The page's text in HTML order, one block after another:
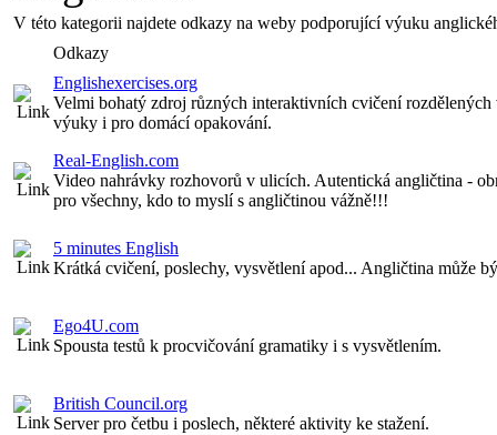
V této kategorii najdete odkazy na weby podporující výuku
Odkazy
Englishexercises.org
Velmi bohatý zdroj různých interaktivních cvičení
výuky i pro domácí opakování.
Real-English.com
Video nahrávky rozhovorů v ulicích. Autentická angličtina -
pro všechny, kdo to myslí s angličtinou vážně!!!
5 minutes English
Krátká cvičení, poslechy, vysvětlení apod... Angličtina může
Ego4U.com
Spousta testů k procvičování gramatiky i s vysvětlením.
British Council.org
Server pro četbu i poslech, některé aktivity ke stažení.